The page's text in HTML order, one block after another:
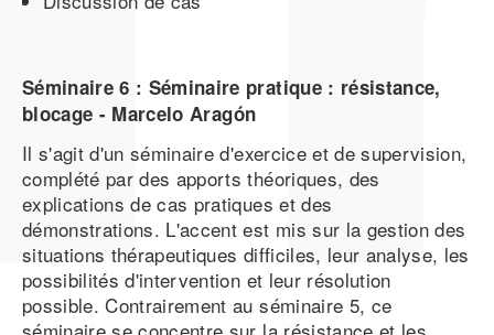
Séminaire 6 : Séminaire pratique : résistance,
blocage - MarceloAragón
Il s'agit d'un séminaire d'exercice et de supervision,
complété par des apports théoriques, des
explications de cas pratiques et des
démonstrations. L'accent est mis sur la gestion des
situations thérapeutiques difficiles, leur analyse, les
possibilités d'intervention et leur résolution
possible. Contrairement au séminaire 5, ce